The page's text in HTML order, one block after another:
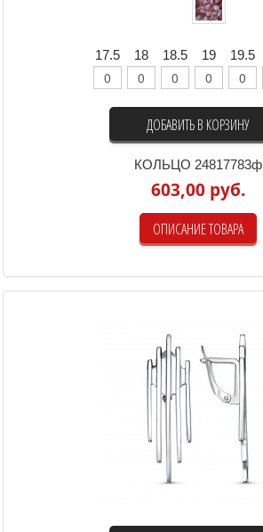
17.5 18 18.5 19 19.5
ДОБАВИТЬ В КОРЗИНУ
КОЛЬЦО 24817783ф
603,00 руб.
ОПИСАНИЕ ТОВАРА